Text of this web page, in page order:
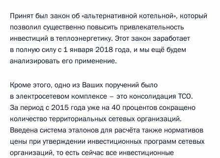
Принят был закон об «альтернативной котельной», который
позволил существенно повысить привлекательность
инвестиций в теплоэнергетику. Этот закон заработает
в полную силу с 1 января 2018 года, и мы ещё будем
анализировать его применение.
Кроме этого, одно из Ваших поручений было
в электросетевом комплексе – это консолидация ТСО.
За период с 2015 года уже на 40 процентов сокращено
количество территориальных сетевых организаций.
Введена система эталонов для расчёта также нормативов
цены при утверждении инвестиционных программ сетевых
организаций, то есть сейчас все инвестиционные